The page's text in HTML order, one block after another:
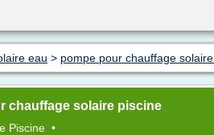
eau > pompe pour chauffage
chauffage solaire piscine
Piscine •